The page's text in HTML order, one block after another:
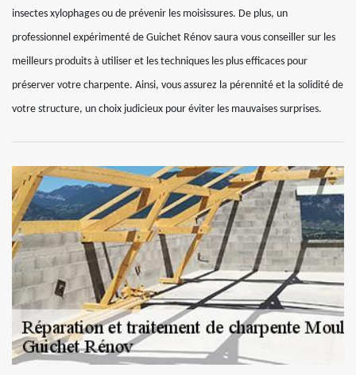
insectes xylophages ou de prévenir les moisissures. De plus, un
professionnel expérimenté de Guichet Rénov saura vous conseiller sur les
meilleurs produits à utiliser et les techniques les plus efficaces pour
préserver votre charpente. Ainsi, vous assurez la pérennité et la solidité de
votre structure, un choix judicieux pour éviter les mauvaises surprises.